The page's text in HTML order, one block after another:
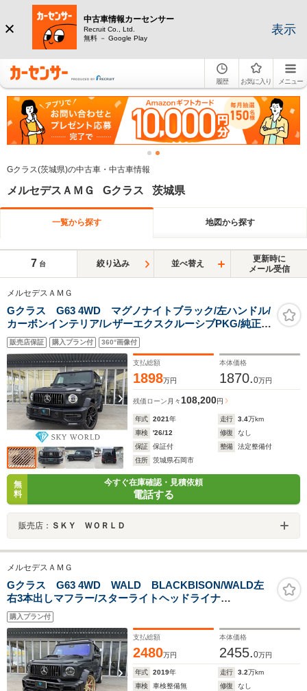
中古車情報カーセンサー
Recruit Co., Ltd.
無料 － Google Play
表示
履歴 お気に入り メニュー
Gクラス(茨城県)の中古車・中古車情報
メルセデスＡＭＧ Gクラス 茨城県
一覧から探す 地図から探す
7 台 絞り込み 並べ替え
更新時に
メール受信
メルセデスＡＭＧ
Gクラス G63 4WD マグノナイトブラック/左ハンドル/
カーボンインテリア/レザーエクスクルーシブPKG/純正22
インチAW/LED付フロントリップ/スライディングルーフ/
ブルメスターサウンドシステム
販売店保証 購入プラン付 360°画像付
支払総額
1898万円
本体価格
1870.0万円
残価ローン 月々108,200円
年式 2021年 走行 3.4万km
車検
'26/12 修復
なし
保証
保証付 整備
法定整備付
住所
茨城県石岡市
無
料
今すぐ在庫確認・見積依頼
電話する
販売店： ＳＫＹ ＷＯＲＬＤ
メルセデスＡＭＧ
Gクラス G63 4WD WALD BLACKBISON/WALD左
右3本出しマフラー/スターライトヘッドライナ
ー/SKYFORGED24インチAW/ローダウン/ナイトパッケー
ジ/カーボンインテリア
購入プラン付
支払総額
2480万円
本体価格
2455.0万円
年式 2019年 走行 3.2万km
車検
車検整備無 修復
なし